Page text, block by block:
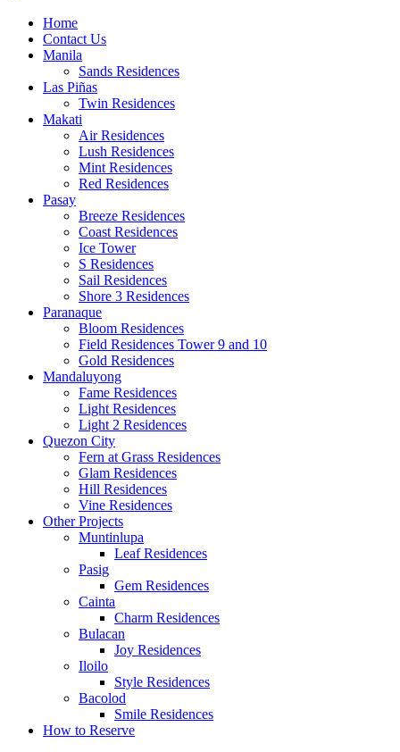
Home
Contact Us
Manila
Sands Residences
Las Piñas
Twin Residences
Makati
Air Residences
Lush Residences
Mint Residences
Red Residences
Pasay
Breeze Residences
Coast Residences
Ice Tower
S Residences
Sail Residences
Shore 3 Residences
Paranaque
Bloom Residences
Field Residences Tower 9 and 10
Gold Residences
Mandaluyong
Fame Residences
Light Residences
Light 2 Residences
Quezon City
Fern at Grass Residences
Glam Residences
Hill Residences
Vine Residences
Other Projects
Muntinlupa
Leaf Residences
Pasig
Gem Residences
Cainta
Charm Residences
Bulacan
Joy Residences
Iloilo
Style Residences
Bacolod
Smile Residences
How to Reserve